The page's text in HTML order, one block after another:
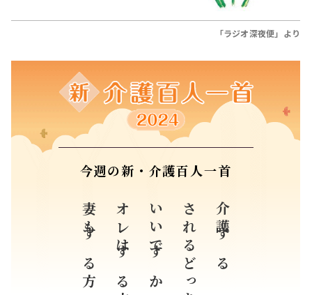
「ラジオ深夜便」より
今週の新・介護百人一首
介護する
されるどっちが
いいですか
オレはする方
妻もする方